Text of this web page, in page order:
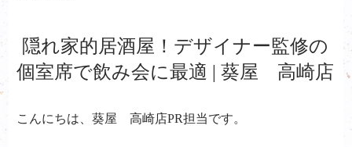
隠れ家的居酒屋！デザイナー監修の
個室席で飲み会に最適 | 葵屋 高崎店
こんにちは、葵屋 高崎店PR担当です。